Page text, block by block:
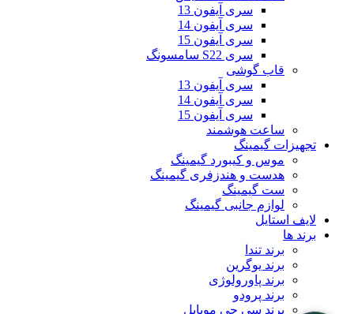
سری آیفون 13
سری آیفون 14
سری آیفون 15
سری S22 سامسونگ
قاب گوشی
سری آیفون 13
سری آیفون 14
سری آیفون 15
ساعت هوشمند
تجهیزات گیمینگ
موس و کیبورد گیمینگ
هدست و هندزفری گیمینگ
ست گیمینگ
لوازم جانبی گیمینگ
لایف استایل
برند ها
برند تندا
برند یوگرین
برند پاورولوژی
برند پرودو
برند سی جی موبایل